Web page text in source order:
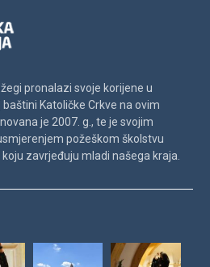
pronalazi svoje korijene u
Katoličke Crkve na ovim
je 2007. g., te je svojim
požeškom školstvu
zavrjeđuju mladi našega kraja.